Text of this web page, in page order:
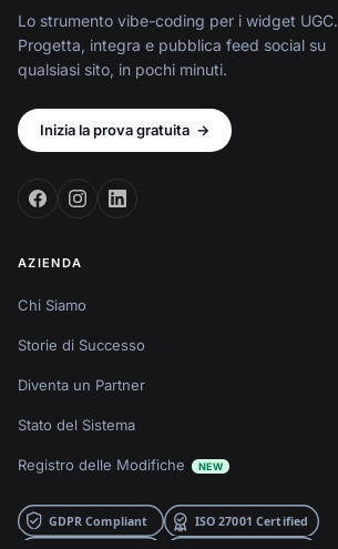
Lo strumento vibe-coding per i widget UGC.
Progetta, integra e pubblica feed social su
qualsiasi sito, in pochi minuti.
Inizia la prova gratuita →
AZIENDA
Chi Siamo
Storie di Successo
Diventa un Partner
Stato del Sistema
Registro delle Modifiche NEW